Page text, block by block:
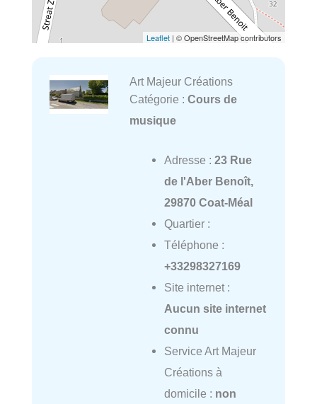
Leaflet | © OpenStreetMap contributors
Art Majeur Créations
Catégorie : Cours de
musique
Adresse : 23 Rue
de l'Aber Benoît,
29870 Coat-Méal
Quartier :
Téléphone :
+33298327169
Site internet :
Aucun site internet
connu
Service Art Majeur
Créations à
domicile : non